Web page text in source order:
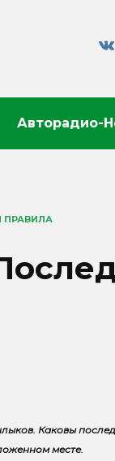
Авторадио-
Каковы
месте.